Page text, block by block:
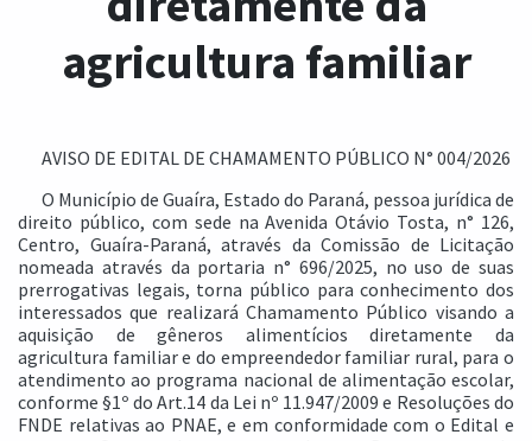
agricultura familiar
AVISO DE EDITAL DE CHAMAMENTO PÚBLICO N° 004/2026
O Município de Guaíra, Estado do Paraná, pessoa jurídica de
direito público, com sede na Avenida Otávio Tosta, n° 126,
Centro, Guaíra-Paraná, através da Comissão de Licitação
nomeada através da portaria n° 696/2025, no uso de suas
prerrogativas legais, torna público para conhecimento dos
interessados que realizará Chamamento Público visando a
aquisição de gêneros alimentícios diretamente da
agricultura familiar e do empreendedor familiar rural, para o
atendimento ao programa nacional de alimentação escolar,
conforme §1º do Art.14 da Lei nº 11.947/2009 e Resoluções do
FNDE relativas ao PNAE, e em conformidade com o Edital e